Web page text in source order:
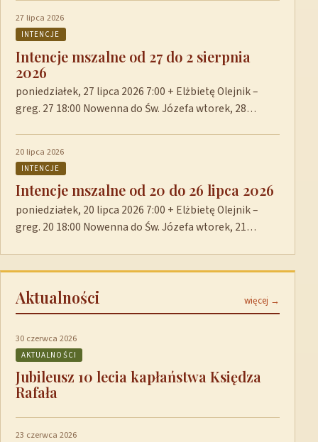
27 lipca 2026
INTENCJE
Intencje mszalne od 27 do 2 sierpnia
2026
poniedziałek, 27 lipca 2026 7:00 + Elżbietę Olejnik –
greg. 27 18:00 Nowenna do Św. Józefa wtorek, 28…
20 lipca 2026
INTENCJE
Intencje mszalne od 20 do 26 lipca 2026
poniedziałek, 20 lipca 2026 7:00 + Elżbietę Olejnik –
greg. 20 18:00 Nowenna do Św. Józefa wtorek, 21…
Aktualności więcej →
30 czerwca 2026
AKTUALNOŚCI
Jubileusz 10 lecia kapłaństwa Księdza
Rafała
23 czerwca 2026